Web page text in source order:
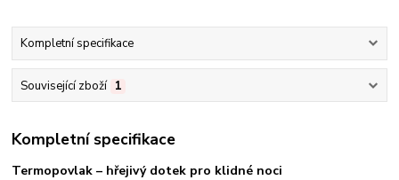
Kompletní specifikace
Související zboží 1
Kompletní specifikace
Termopovlak – hřejivý dotek pro klidné noci